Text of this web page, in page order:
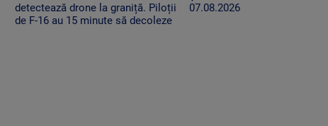
detectează drone la graniță. Piloții
de F-16 au 15 minute să decoleze
07.08.2026